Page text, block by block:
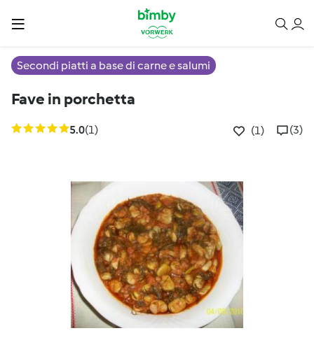
Secondi piatti a base di carne e salumi
Fave in porchetta
5.0(1) (1) (3)